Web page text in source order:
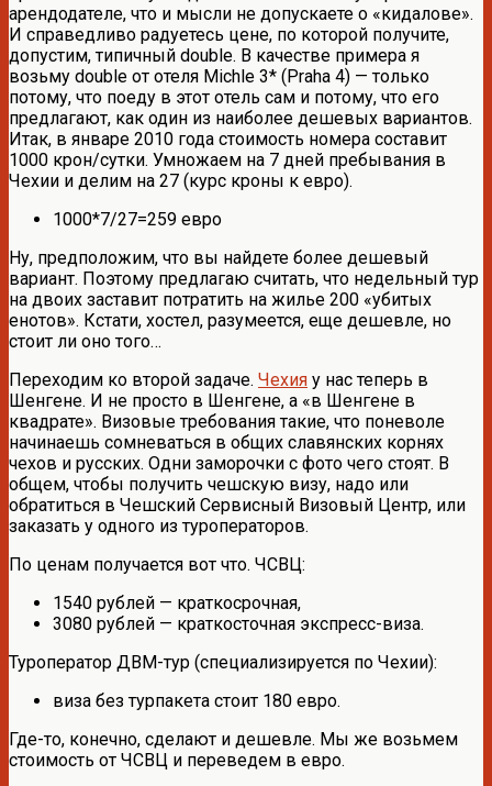
арендодателе, что и мысли не допускаете о «кидалове».
И справедливо радуетесь цене, по которой получите,
допустим, типичный double. В качестве примера я
возьму double от отеля Michle 3* (Praha 4) — только
потому, что поеду в этот отель сам и потому, что его
предлагают, как один из наиболее дешевых вариантов.
Итак, в январе 2010 года стоимость номера составит
1000 крон/сутки. Умножаем на 7 дней пребывания в
Чехии и делим на 27 (курс кроны к евро).
1000*7/27=259 евро
Ну, предположим, что вы найдете более дешевый
вариант. Поэтому предлагаю считать, что недельный тур
на двоих заставит потратить на жилье 200 «убитых
енотов». Кстати, хостел, разумеется, еще дешевле, но
стоит ли оно того…
Переходим ко второй задаче. Чехия у нас теперь в
Шенгене. И не просто в Шенгене, а «в Шенгене в
квадрате». Визовые требования такие, что поневоле
начинаешь сомневаться в общих славянских корнях
чехов и русских. Одни заморочки с фото чего стоят. В
общем, чтобы получить чешскую визу, надо или
обратиться в Чешский Сервисный Визовый Центр, или
заказать у одного из туроператоров.
По ценам получается вот что. ЧСВЦ:
1540 рублей — краткосрочная,
3080 рублей — краткосточная экспресс-виза.
Туроператор ДВМ-тур (специализируется по Чехии):
виза без турпакета стоит 180 евро.
Где-то, конечно, сделают и дешевле. Мы же возьмем
стоимость от ЧСВЦ и переведем в евро.